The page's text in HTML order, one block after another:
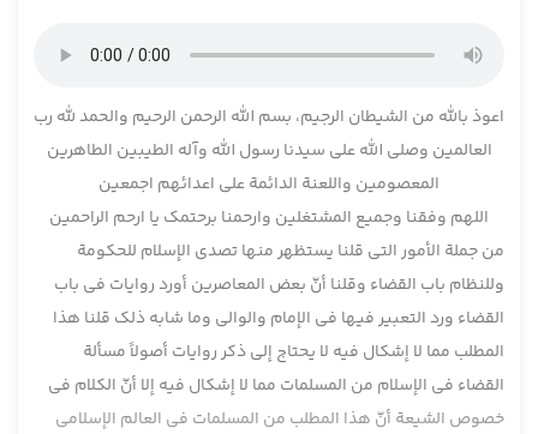
اعوذ بالله من الشیطان الرجیم، بسم الله الرحمن الرحیم والحمد لله رب
العالمین وصلی الله علی سیدنا رسول الله وآله الطیبین الطاهرین
المعصومین واللعنة الدائمة علی اعدائهم اجمعین
اللهم وفقنا وجمیع المشتغلین وارحمنا برحتمک یا ارحم الراحمین
من جملة الأمور التي قلنا يستظهر منها تصدي الإسلام للحكومة
وللنظام باب القضاء وقلنا أنّ بعض المعاصرين أورد روايات في باب
القضاء ورد التعبير فيها في الإمام والوالي وما شابه ذلك قلنا هذا
المطلب مما لا إشكال فيه لا يحتاج إلى ذكر روايات أصولاً مسألة
القضاء في الإسلام من المسلمات مما لا إشكال فيه إلا أنّ الكلام في
خصوص الشيعة أنّ هذا المطلب من المسلمات في العالم الإسلامي